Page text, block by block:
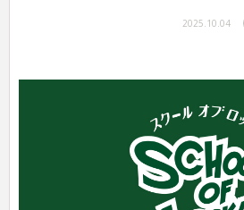
2025.10.04